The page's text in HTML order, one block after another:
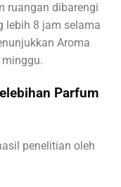
ruangan dibarengi
lebih 8 jam selama
Aroma
Parfum
penelitian oleh